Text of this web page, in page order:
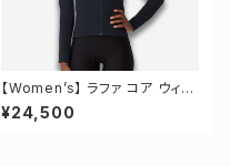
【Women’s】 ラファ コア ウィン
ター ジャケット 冬用 1-8°C 長
袖 裏起毛 反射 防寒
¥24,500